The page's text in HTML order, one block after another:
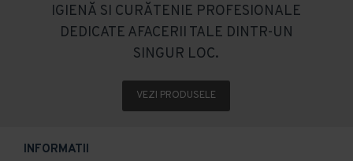
IGIENĂ SI CURĂTENIE PROFESIONALE
DEDICATE AFACERII TALE DINTR-UN
SINGUR LOC.
VEZI PRODUSELE
INFORMATII